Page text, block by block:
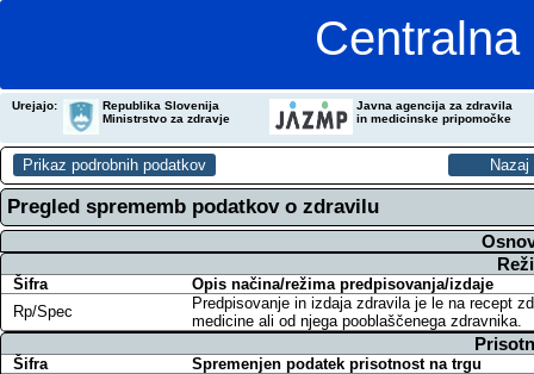
Urejajo:
Republika Slovenija
Ministrstvo za zdravje
Javna agencija za zdravila
in medicinske pripomočke
Pregled sprememb podatkov o zdravilu
Šifra
Opis načina/režima predpisovanja/izdaje
Rp/Spec
Predpisovanje in izdaja zdravila je le na recept
medicine ali od njega pooblaščenega zdravnika.
Šifra
Spremenjen podatek prisotnost na trgu